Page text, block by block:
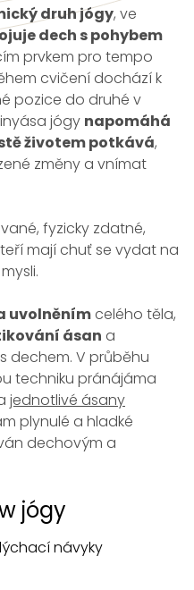
druh jógy, ve
dech s pohybem
prvkem pro tempo
cvičení dochází k
pozice do druhé v
jógy napomáhá
životem potkává,
změny a vnímat
fyzicky zdatné,
mají chuť se vydat na
uvolněním celého těla,
ásan a
dechem. V průběhu
techniku pránájáma
jednotlivé ásany
plynulé a hladké
dechovým a
jógy
návyky